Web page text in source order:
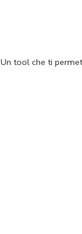
Un tool che ti